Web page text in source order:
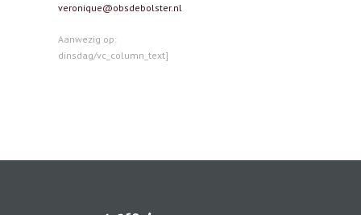
veronique@obsdebolster.nl
Aanwezig op:
dinsdag/vc_column_text]